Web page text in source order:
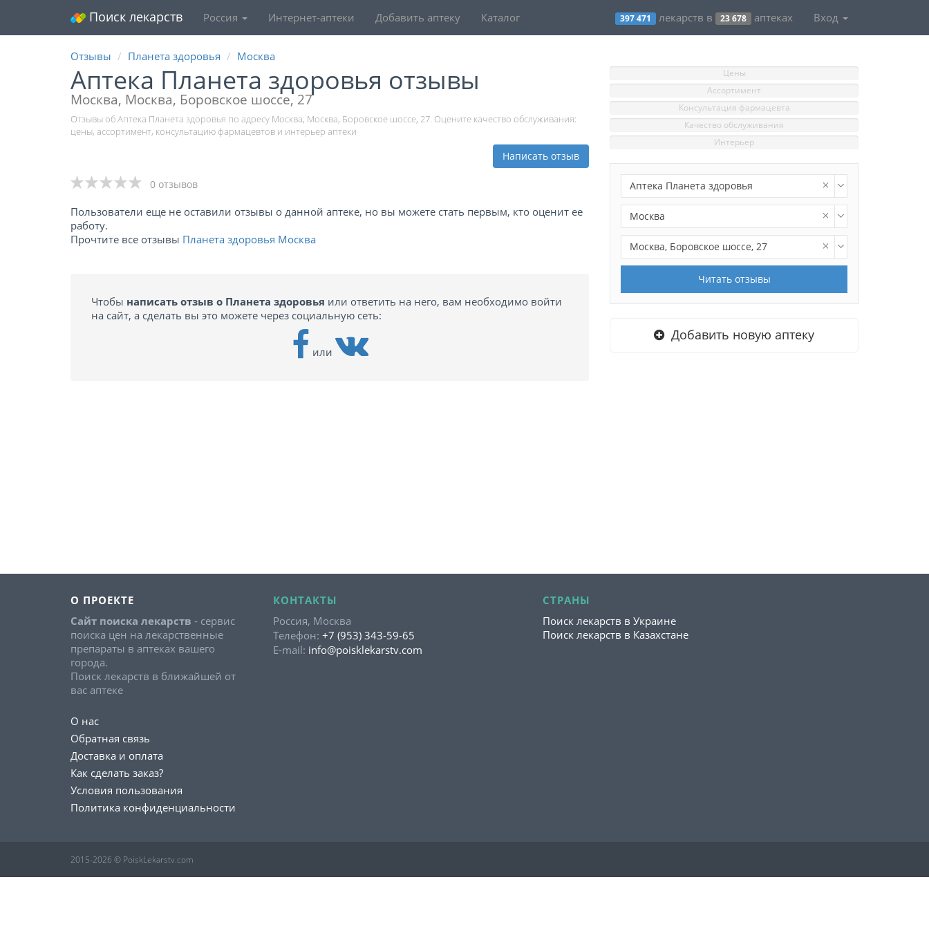
Поиск лекарств Россия Интернет-аптеки Добавить аптеку Каталог 397 471 лекарств в 23 678 аптеках Вход
Отзывы Планета здоровья Москва
Аптека Планета здоровья отзывы
Москва, Москва, Боровское шоссе, 27
Отзывы об Аптека Планета здоровья по адресу Москва, Москва, Боровское шоссе, 27. Оцените качество обслуживания:
цены, ассортимент, консультацию фармацевтов и интерьер аптеки
Написать отзыв
0 отзывов
Пользователи еще не оставили отзывы о данной аптеке, но вы можете стать первым, кто оценит ее
работу.
Прочтите все отзывы Планета здоровья Москва
Чтобы написать отзыв о Планета здоровья или ответить на него, вам необходимо войти
на сайт, а сделать вы это можете через социальную сеть:
или
Цены
Ассортимент
Консультация фармацевта
Качество обслуживания
Интерьер
Аптека Планета здоровья
Москва
Москва, Боровское шоссе, 27
Читать отзывы
Добавить новую аптеку
О ПРОЕКТЕ
Сайт поиска лекарств - сервис
поиска цен на лекарственные
препараты в аптеках вашего
города.
Поиск лекарств в ближайшей от
вас аптеке
О нас
Обратная связь
Доставка и оплата
Как сделать заказ?
Условия пользования
Политика конфиденциальности
КОНТАКТЫ
Россия, Москва
Телефон: +7 (953) 343-59-65
E-mail: info@poisklekarstv.com
СТРАНЫ
Поиск лекарств в Украине
Поиск лекарств в Казахстане
2015-2026 © PoiskLekarstv.com